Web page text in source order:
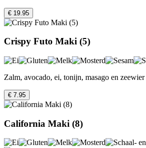
€ 19.95
Crispy Futo Maki (5)
Zalm, avocado, ei, tonijn, masago en zeewier
€ 7.95
California Maki (8)